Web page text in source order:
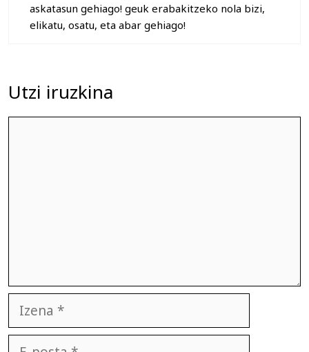
askatasun gehiago! geuk erabakitzeko nola bizi,
elikatu, osatu, eta abar gehiago!
Utzi iruzkina